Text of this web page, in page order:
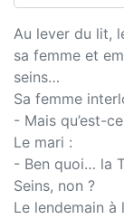
Au lever du lit,
sa femme et
seins…
Sa femme
- Mais qu’est-
Le mari :
- Ben quoi… la
Seins, non ?
Le lendemain à